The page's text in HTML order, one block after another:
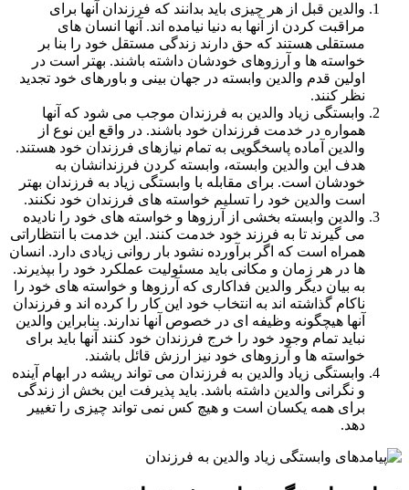
والدین قبل از هر چیزی باید بدانند که فرزندان آنها برای
مراقبت کردن از آنها به دنیا نیامده اند. آنها انسان های
مستقلی هستند که حق دارند زندگی مستقل خود را بنا بر
خواسته ها و آرزوهای خودشان داشته باشند. بهتر است در
اولین قدم والدین وابسته در جهان بینی و باورهای خود تجدید
نظر کنند.
وابستگی زیاد والدین به فرزندان موجب می شود که آنها
همواره در خدمت فرزندان خود باشند. در واقع این نوع از
والدین آماده پاسخگویی به تمام نیازهای فرزندان خود هستند.
هدف این والدین وابسته، وابسته کردن فرزندانشان به
خودشان است. برای مقابله با وابستگی زیاد به فرزندان بهتر
است والدین خود را تسلیم خواسته های فرزندان خود نکنند.
والدین وابسته بخشی از آرزوها و خواسته های خود را نادیده
می گیرند تا به فرزند خود خدمت کنند. این خدمت با انتظاراتی
همراه است که اگر برآورده نشود بار روانی زیادی دارد. انسان
ها در هر زمان و مکانی باید مسئولیت عملکرد خود را بپذیرند.
به بیان دیگر والدین فداکاری که آرزوها و خواسته های خود را
ناکام گذاشته اند به انتخاب خود این کار را کرده اند و فرزندان
آنها هیچگونه وظیفه ای در خصوص آنها ندارند. بنابراین والدین
نباید تمام وجود خود را خرج فرزندان خود کنند آنها باید برای
خواسته ها و آرزوهای خود نیز ارزش قائل باشند.
وابستگی زیاد والدین به فرزندان می تواند ریشه در ابهام آینده
و نگرانی والدین داشته باشد. باید پذیرفت این بخش از زندگی
برای همه یکسان است و هیچ کس نمی تواند چیزی را تغییر